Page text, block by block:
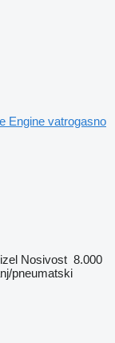
Engine vatrogasno
Nosivost 8.000
pneumatski